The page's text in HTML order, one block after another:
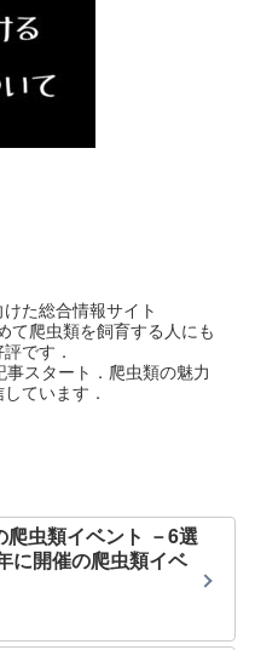
た総合情報サイト
て爬虫類を飼育する人にも
です．
スタート．爬虫類の魅力
ています．
爬虫類イベント －6選
に開催の爬虫類イベ